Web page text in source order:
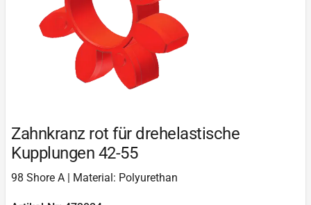
Zahnkranz rot für drehelastische
Kupplungen 42-55
98 Shore A | Material: Polyurethan